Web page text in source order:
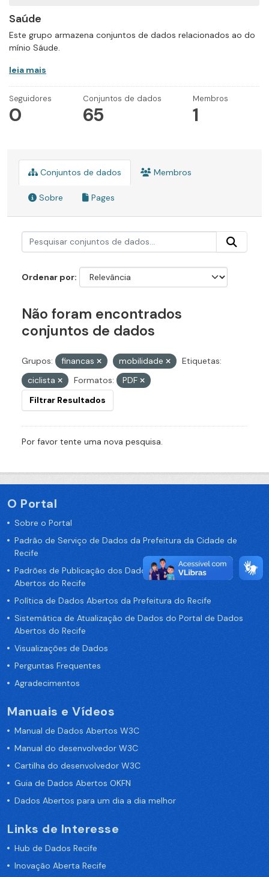
Saúde
Este grupo armazena conjuntos de dados relacionados ao do
mínio Sáude.
leia mais
Seguidores
0
Conjuntos de dados
65
Membros
1
Conjuntos de dados Membros
Sobre Pages
Ordenar por
Não foram encontrados
conjuntos de dados
Grupos: financas mobilidade
Etiquetas:
ciclista
Formatos:
PDF
Filtrar Resultados
Por favor tente uma nova pesquisa.
O Portal
Sobre o Portal
Padrão de Serviço de Dados da Prefeitura da Cidade de
Recife
Padrões de Publicação dos Dados no Portal de Dados
Abertos do Recife
Política de Dados Abertos da Prefeitura do Recife
Sistemática de Atualização de Dados do Portal de Dados
Abertos do Recife
Visualizações de Dados
Perguntas Frequentes
Agradecimentos
Manuais e Vídeos
Manual de Dados Abertos W3C
Manual do desenvolvedor W3C
Cartilha do desenvolvedor W3C
Guia de Dados Abertos OKFN
Dados Abertos para um dia a dia melhor
Links de Interesse
Hub de Dados Recife
Inovação Aberta Recife